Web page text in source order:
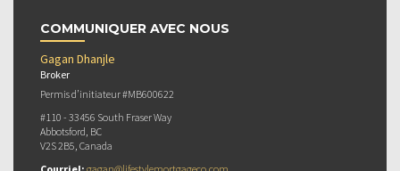
COMMUNIQUER AVEC NOUS
Gagan Dhanjle
Broker
Permis d’initiateur #MB600622
#110 - 33456 South Fraser Way
Abbotsford, BC
V2S 2B5, Canada